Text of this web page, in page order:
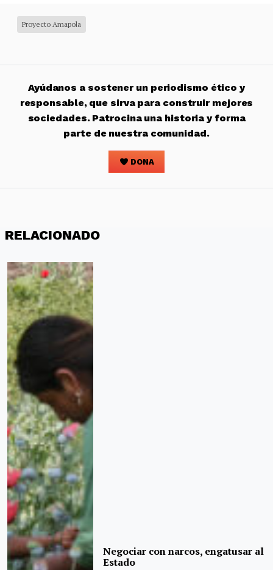
Proyecto Amapola
Ayúdanos a sostener un periodismo ético y
responsable, que sirva para construir mejores
sociedades. Patrocina una historia y forma
parte de nuestra comunidad.
DONA
RELACIONADO
Negociar con narcos, engatusar al
Estado